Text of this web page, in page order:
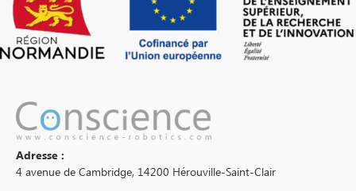
Adresse :
4 avenue de Cambridge, 14200 Hérouville-Saint-Clair